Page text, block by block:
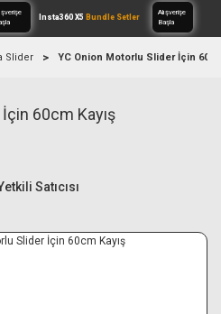
Setler
Alışverişe
Slider YC Onion Motorlu Slider İçin
60cm Kayış
Satıcısı